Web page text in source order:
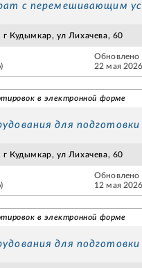
с перемешивающим
Кудымкар, ул Лихачева, 60
Обновлено
22 мая 2026
в электронной форме
для
Кудымкар, ул Лихачева, 60
Обновлено
12 мая 2026
в электронной форме
для